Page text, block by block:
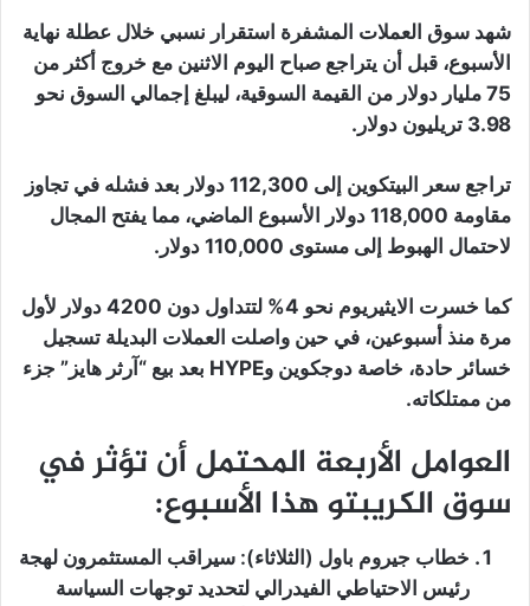
شهد سوق العملات المشفرة استقرار نسبي خلال عطلة نهاية
الأسبوع، قبل أن يتراجع صباح اليوم الاثنين مع خروج أكثر من
75 مليار دولار من القيمة السوقية، ليبلغ إجمالي السوق نحو
3.98 تريليون دولار.
تراجع سعر البيتكوين إلى 112,300 دولار بعد فشله في تجاوز
مقاومة 118,000 دولار الأسبوع الماضي، مما يفتح المجال
لاحتمال الهبوط إلى مستوى 110,000 دولار.
كما خسرت الايثيريوم نحو 4% لتتداول دون 4200 دولار لأول
مرة منذ أسبوعين، في حين واصلت العملات البديلة تسجيل
خسائر حادة، خاصة دوجكوين وHYPE بعد بيع “آرثر هايز” جزء
من ممتلكاته.
العوامل الأربعة المحتمل أن تؤثر في
سوق الكريبتو هذا الأسبوع:
خطاب جيروم باول (الثلاثاء): سيراقب المستثمرون لهجة
رئيس الاحتياطي الفيدرالي لتحديد توجهات السياسة